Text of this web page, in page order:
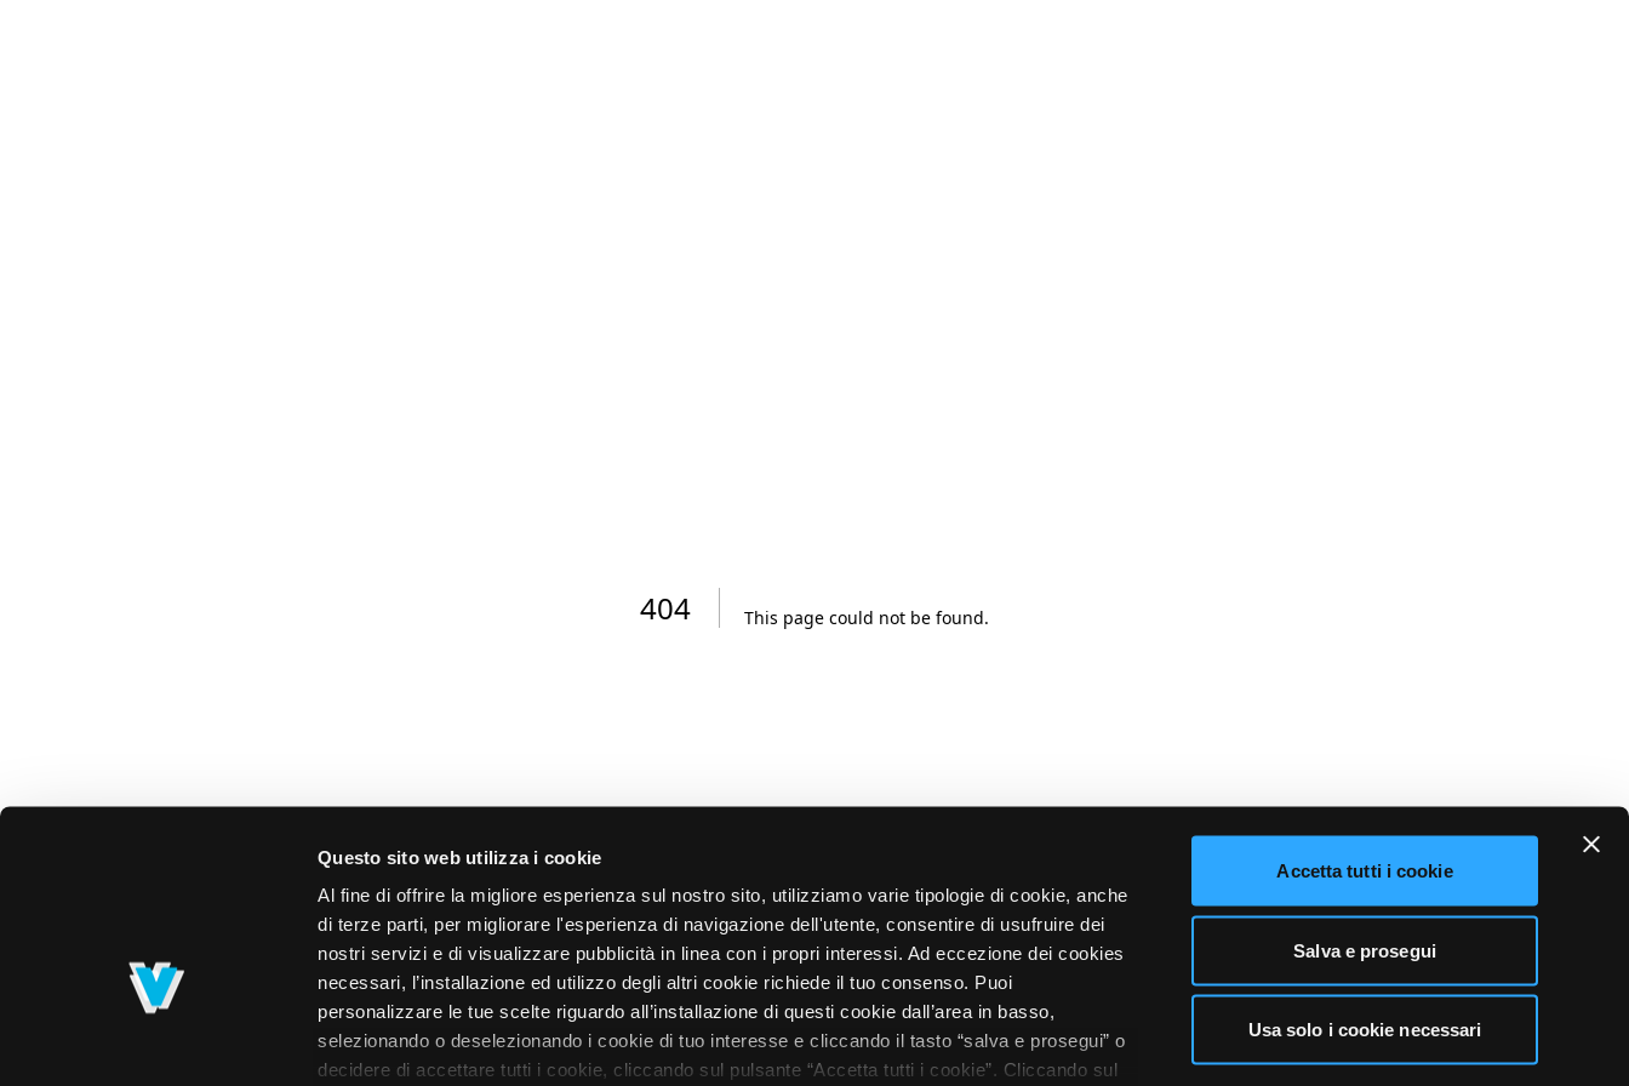
Questo sito web utilizza i cookie
Al fine di offrire la migliore esperienza sul nostro sito, utilizziamo varie tipologie di cookie, anche
di terze parti, per migliorare l'esperienza di navigazione dell'utente, consentire di usufruire dei
nostri servizi e di visualizzare pubblicità in linea con i propri interessi. Ad eccezione dei cookies
necessari, l’installazione ed utilizzo degli altri cookie richiede il tuo consenso. Puoi
personalizzare le tue scelte riguardo all’installazione di questi cookie dall’area in basso,
selezionando o deselezionando i cookie di tuo interesse e cliccando il tasto “salva e prosegui” o
decidere di accettare tutti i cookie, cliccando sul pulsante “Accetta tutti i cookie”. Cliccando sul
Accetta tutti i cookie
Salva e prosegui
Usa solo i cookie necessari
404 This page could not be found.